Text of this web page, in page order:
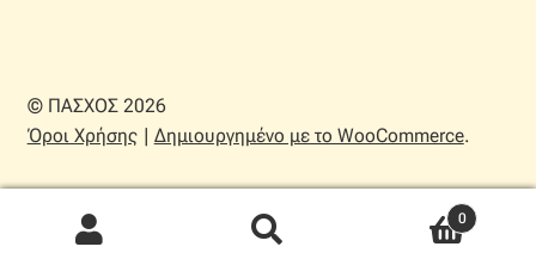
© ΠΑΣΧΟΣ 2026
Όροι Χρήσης
Δημιουργημένο με το WooCommerce.
0